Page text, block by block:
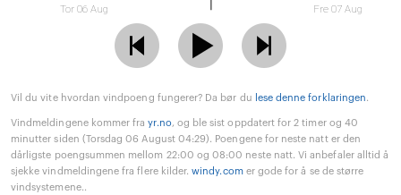
Tor 06 Aug
Fre 07 Aug
Vil du vite hvordan vindpoeng fungerer? Da bør du lese denne forklaringen.
Vindmeldingene kommer frayr.no, og ble sist oppdatert for 2 timer og 40
minutter siden (Torsdag 06 August 04:29). Poengene for neste natt er den
dårligste poengsummen mellom 22:00 og 08:00 neste natt. Vi anbefaler alltid å
sjekke vindmeldingene fra flere kilder.windy.comer gode for å se de større
vindsystemene..